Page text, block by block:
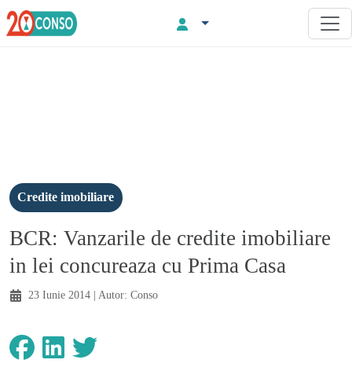
Credite imobiliare
BCR: Vanzarile de credite imobiliare
in lei concureaza cu Prima Casa
23 Iunie 2014 | Autor: Conso